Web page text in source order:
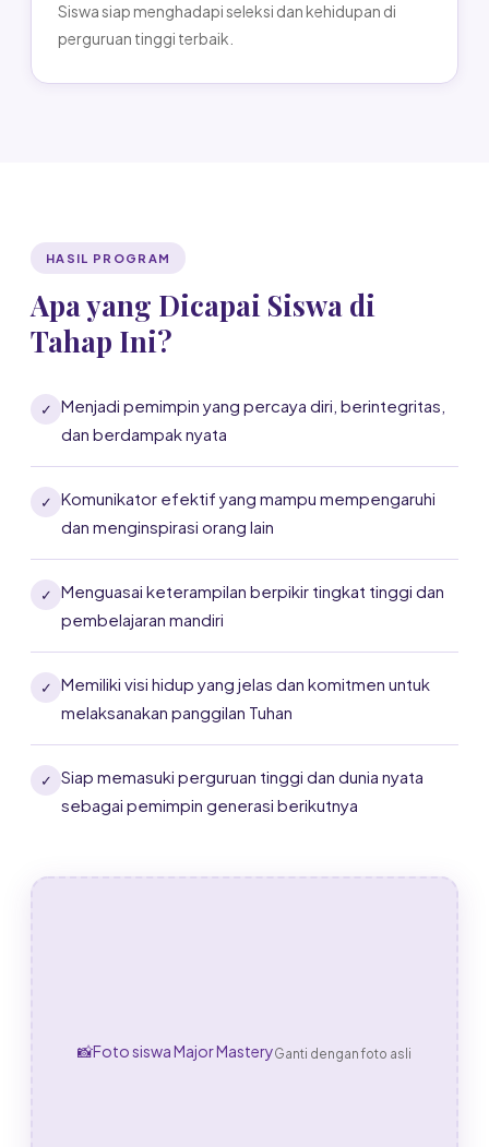
Siswa siap menghadapi seleksi dan kehidupan di
perguruan tinggi terbaik.
HASIL PROGRAM
Apa yang Dicapai Siswa di
Tahap Ini?
✓
Menjadi pemimpin yang percaya diri, berintegritas,
dan berdampak nyata
✓
Komunikator efektif yang mampu mempengaruhi
dan menginspirasi orang lain
✓
Menguasai keterampilan berpikir tingkat tinggi dan
pembelajaran mandiri
✓
Memiliki visi hidup yang jelas dan komitmen untuk
melaksanakan panggilan Tuhan
✓
Siap memasuki perguruan tinggi dan dunia nyata
sebagai pemimpin generasi berikutnya
📸Foto siswa Major MasteryGanti dengan foto asli